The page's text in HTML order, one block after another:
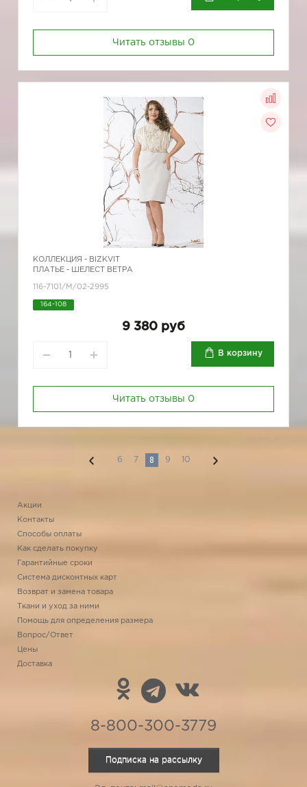
Читать отзывы 0
КОЛЛЕКЦИЯ - BIZKVIT
ПЛАТЬЕ - ШЕЛЕСТ ВЕТРА
116-7101/М/02-2995
164-108
9 380 руб
В корзину
Читать отзывы 0
6 7 8 9 10
Акции
Контакты
Способы оплаты
Как сделать покупку
Гарантийные сроки
Система дисконтных карт
Возврат и замена товара
Ткани и уход за ними
Помощь для определения размера
Вопрос/Ответ
Цены
Доставка
8-800-300-3779
Подписка на рассылку